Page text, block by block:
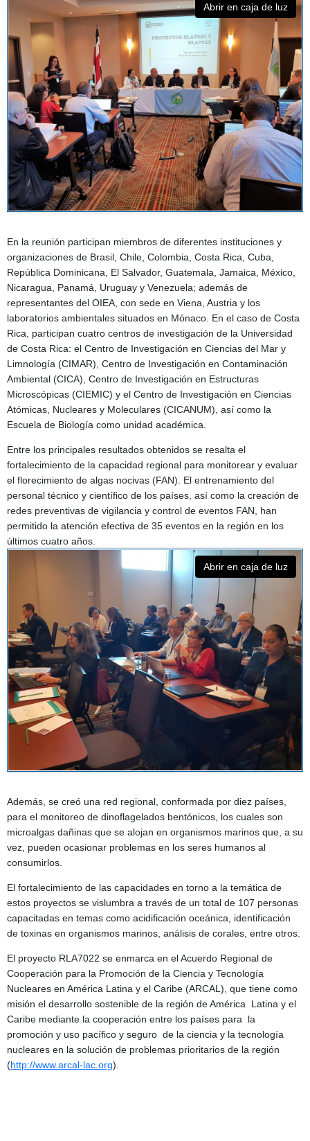
Abrir en caja de luz
En la reunión participan miembros de diferentes instituciones y
organizaciones de Brasil, Chile, Colombia, Costa Rica, Cuba,
República Dominicana, El Salvador, Guatemala, Jamaica, México,
Nicaragua, Panamá, Uruguay y Venezuela; además de
representantes del OIEA, con sede en Viena, Austria y los
laboratorios ambientales situados en Mónaco. En el caso de Costa
Rica, participan cuatro centros de investigación de la Universidad
de Costa Rica: el Centro de Investigación en Ciencias del Mar y
Limnología (CIMAR), Centro de Investigación en Contaminación
Ambiental (CICA), Centro de Investigación en Estructuras
Microscópicas (CIEMIC) y el Centro de Investigación en Ciencias
Atómicas, Nucleares y Moleculares (CICANUM), así como la
Escuela de Biología como unidad académica.
Entre los principales resultados obtenidos se resalta el
fortalecimiento de la capacidad regional para monitorear y evaluar
el florecimiento de algas nocivas (FAN). El entrenamiento del
personal técnico y científico de los países, así como la creación de
redes preventivas de vigilancia y control de eventos FAN, han
permitido la atención efectiva de 35 eventos en la región en los
últimos cuatro años.
Abrir en caja de luz
Además, se creó una red regional, conformada por diez países,
para el monitoreo de dinoflagelados bentónicos, los cuales son
microalgas dañinas que se alojan en organismos marinos que, a su
vez, pueden ocasionar problemas en los seres humanos al
consumirlos.
El fortalecimiento de las capacidades en torno a la temática de
estos proyectos se vislumbra a través de un total de 107 personas
capacitadas en temas como acidificación oceánica, identificación
de toxinas en organismos marinos, análisis de corales, entre otros.
El proyecto RLA7022 se enmarca en el Acuerdo Regional de
Cooperación para la Promoción de la Ciencia y Tecnología
Nucleares en América Latina y el Caribe (ARCAL), que tiene como
misión el desarrollo sostenible de la región de América Latina y el
Caribe mediante la cooperación entre los países para la
promoción y uso pacífico y seguro de la ciencia y la tecnología
nucleares en la solución de problemas prioritarios de la región
(http://www.arcal-lac.org).